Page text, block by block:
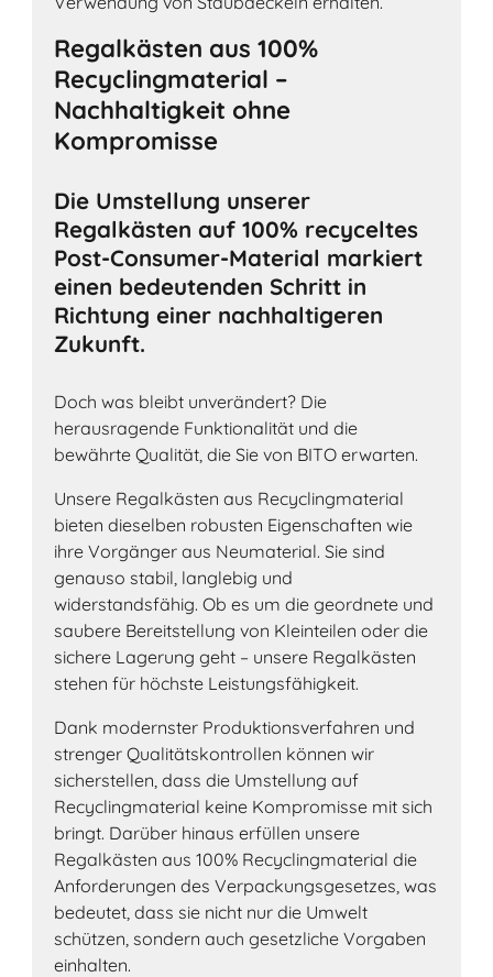
Regalkästen aus 100%
Recyclingmaterial –
Nachhaltigkeit ohne
Kompromisse
Die Umstellung unserer
Regalkästen auf 100% recyceltes
Post-Consumer-Material markiert
einen bedeutenden Schritt in
Richtung einer nachhaltigeren
Zukunft.
Doch was bleibt unverändert? Die
herausragende Funktionalität und die
bewährte Qualität, die Sie von BITO erwarten.
Unsere Regalkästen aus Recyclingmaterial
bieten dieselben robusten Eigenschaften wie
ihre Vorgänger aus Neumaterial. Sie sind
genauso stabil, langlebig und
widerstandsfähig. Ob es um die geordnete und
saubere Bereitstellung von Kleinteilen oder die
sichere Lagerung geht – unsere Regalkästen
stehen für höchste Leistungsfähigkeit.
Dank modernster Produktionsverfahren und
strenger Qualitätskontrollen können wir
sicherstellen, dass die Umstellung auf
Recyclingmaterial keine Kompromisse mit sich
bringt. Darüber hinaus erfüllen unsere
Regalkästen aus 100% Recyclingmaterial die
Anforderungen des Verpackungsgesetzes, was
bedeutet, dass sie nicht nur die Umwelt
schützen, sondern auch gesetzliche Vorgaben
einhalten.